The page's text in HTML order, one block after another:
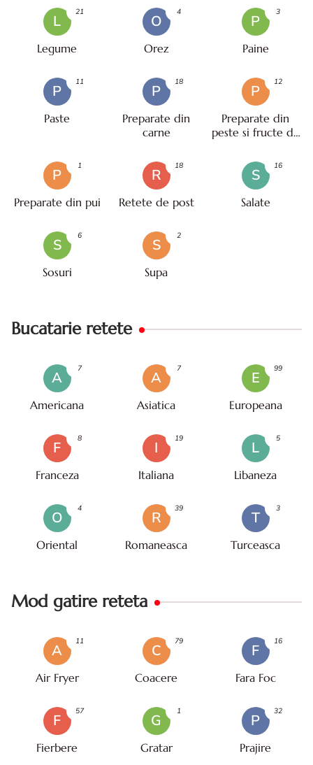
L
Legume
21
O
Orez
4
P
Paine
3
P
Paste
11
P
Preparate din
carne
18
P
Preparate din
peste si fructe de
12
P
Preparate din pui
1
R
Retete de post
18
S
Salate
16
S
Sosuri
6
S
Supa
2
Bucatarie retete
A
Americana
7
A
Asiatica
7
E
Europeana
99
F
Franceza
8
I
Italiana
19
L
Libaneza
5
O
Oriental
4
R
Romaneasca
39
T
Turceasca
3
Mod gatire reteta
A
Air Fryer
11
C
Coacere
79
F
Fara Foc
16
F
Fierbere
57
G
Gratar
1
P
Prajire
32